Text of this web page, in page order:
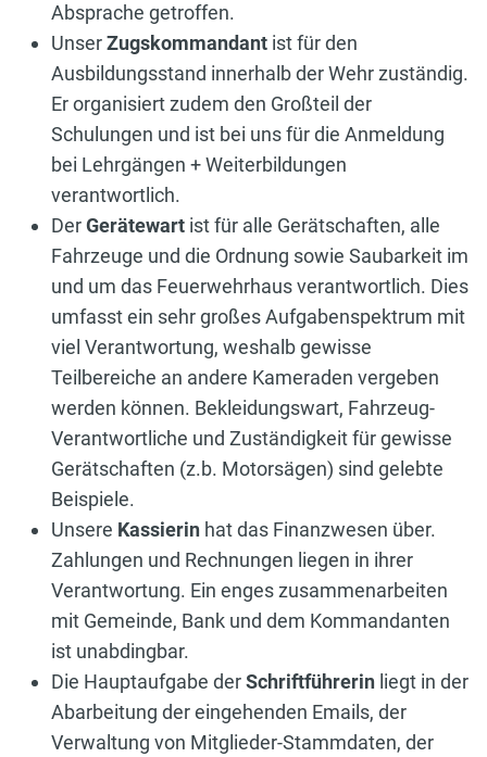
Absprache getroffen.
UnserZugskommandant ist für den
Ausbildungsstand innerhalb der Wehr zuständig.
Er organisiert zudem den Großteil der
Schulungen und ist bei uns für die Anmeldung
bei Lehrgängen + Weiterbildungen
verantwortlich.
DerGerätewart ist für alle Gerätschaften, alle
Fahrzeuge und die Ordnung sowie Saubarkeit im
und um das Feuerwehrhaus verantwortlich. Dies
umfasst ein sehr großes Aufgabenspektrum mit
viel Verantwortung, weshalb gewisse
Teilbereiche an andere Kameraden vergeben
werden können. Bekleidungswart, Fahrzeug-
Verantwortliche und Zuständigkeit für gewisse
Gerätschaften (z.b. Motorsägen) sind gelebte
Beispiele.
Unsere Kassierin hat das Finanzwesen über.
Zahlungen und Rechnungen liegen in ihrer
Verantwortung. Ein enges zusammenarbeiten
mit Gemeinde, Bank und dem Kommandanten
ist unabdingbar.
Die Hauptaufgabe derSchriftführerin liegt in der
Abarbeitung der eingehenden Emails, der
Verwaltung von Mitglieder-Stammdaten, der